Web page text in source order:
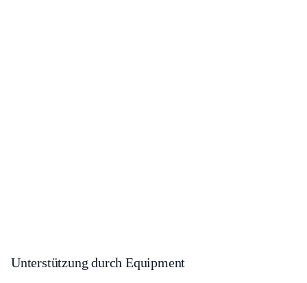
Unterstützung durch Equipment